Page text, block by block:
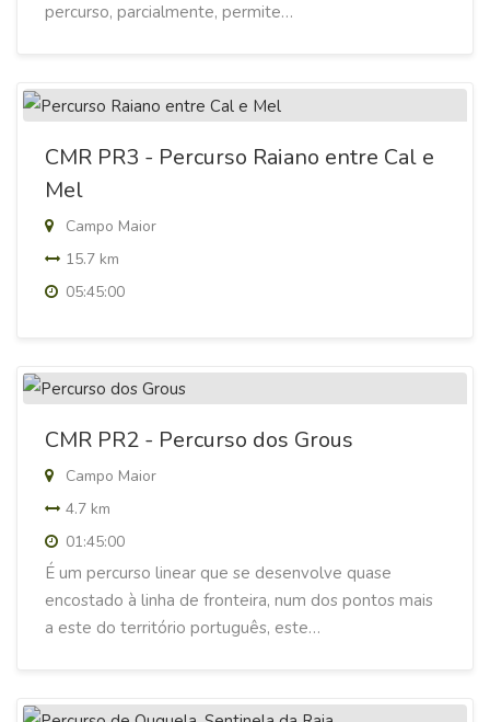
percurso, parcialmente, permite…
CMR PR3 - Percurso Raiano entre Cal e
Mel
Campo Maior
15.7 km
05:45:00
CMR PR2 - Percurso dos Grous
Campo Maior
4.7 km
01:45:00
É um percurso linear que se desenvolve quase
encostado à linha de fronteira, num dos pontos mais
a este do território português, este…